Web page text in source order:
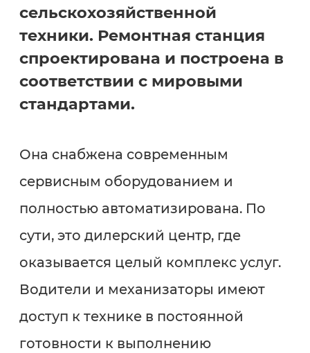
сельскохозяйственной
техники. Ремонтная станция
спроектирована и построена в
соответствии с мировыми
стандартами.
Она снабжена современным
сервисным оборудованием и
полностью автоматизирована. По
сути, это дилерский центр, где
оказывается целый комплекс услуг.
Водители и механизаторы имеют
доступ к технике в постоянной
готовности к выполнению